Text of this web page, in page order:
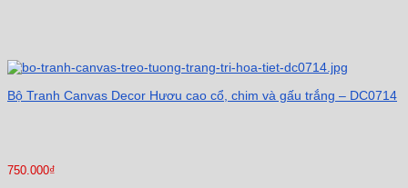
Bộ Tranh Canvas Decor Hươu cao cổ, chim và gấu trắng – DC0714
750.000₫